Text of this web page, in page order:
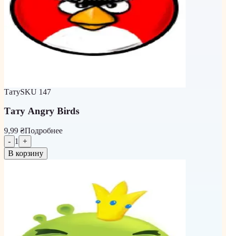
ТатуSKU 147
Тату Angry Birds
9,99 ₴Подробнее
- 1
+
В корзину